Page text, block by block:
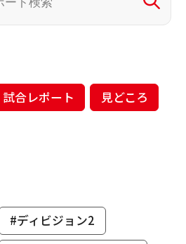
合レポート
見どころ
#ディビジョン2